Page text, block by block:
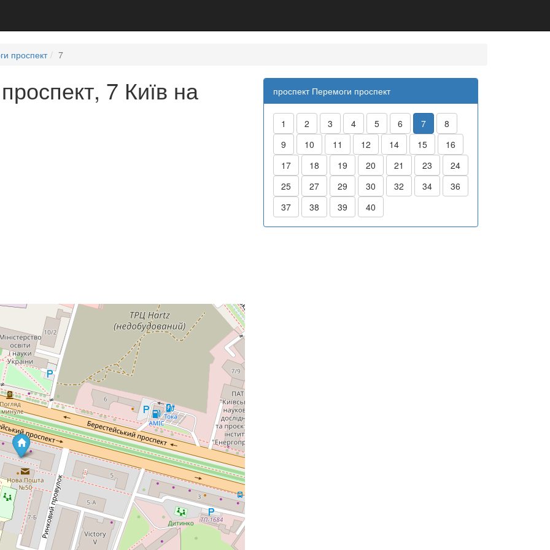
проспект 7
7 Київ на проспект Перемоги проспект
1 2 3 4 5 6 7
8
9
10 11 12 14 15
16
17
18 19 20 21 23
24
25
27 29 30 32 34
36
37
38 39 40